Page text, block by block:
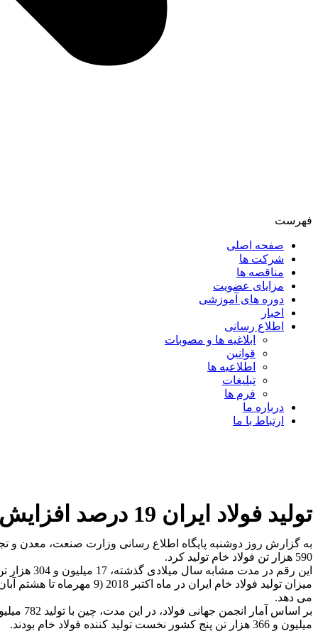
فهرست
صفحه اصلی
شرکت ها
مناقصه ها
مزایای عضویت
دوره های آموزشی
اخبار
اطلاع رسانی
ابلاغیه ها و مصوبات
قوانین
اطلاعیه ها
تبلیغات
فرم ها
درباره ما
ارتباط با ما
تولید فولاد ایران 19 درصد افزایش یافت
590 هزار تن فولاد خام تولید کرد.
این رقم در مدت مشابه سال میلادی گذشته، 17 میلیون و 304 هزار تن بود.
می دهد.
میلیون و 366 هزار تن پنج کشور نخست تولید کننده فولاد خام بودند.